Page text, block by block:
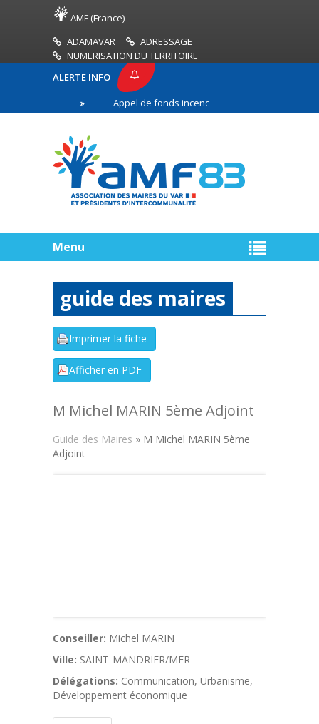
AMF (France)
ADAMAVAR
ADRESSAGE
NUMERISATION DU TERRITOIRE
ALERTE INFO
Appel de fonds incendies de forêt
ligne
Menu
guide des maires
M Michel MARIN 5ème Adjoint
Guide des Maires » M Michel MARIN 5ème
Adjoint
Conseiller: Michel MARIN
Ville: SAINT-MANDRIER/MER
Délégations: Communication, Urbanisme,
Développement économique